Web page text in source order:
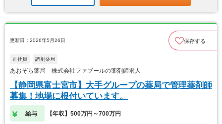
更新日：2026年5月26日 保存する
正社員 調剤薬局
あおぞら薬局 株式会社ファブールの薬剤師求人
【静岡県富士宮市】大手グループの薬局で管理薬剤師
募集！地場に根付いています。
給与 【年収】500万円～700万円